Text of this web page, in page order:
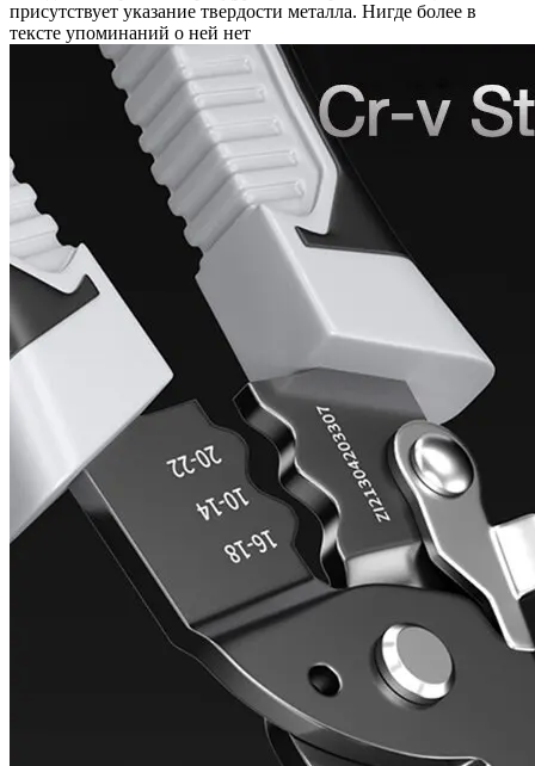
присутствует указание твердости металла. Нигде более в
тексте упоминаний о ней нет